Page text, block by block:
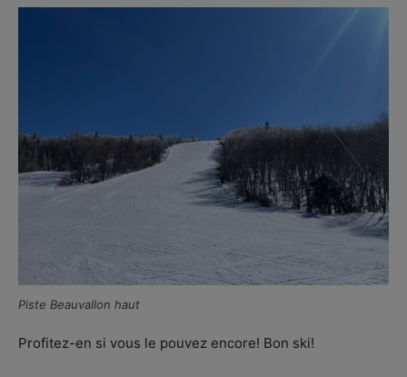
Piste Beauvallon haut
Profitez-en si vous le pouvez encore! Bon ski!